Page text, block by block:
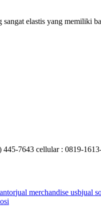
elastis yang memiliki
7643 cellular : 0819-
jual merchandise usbjual